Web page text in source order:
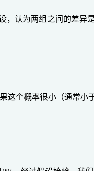
认为两组之间的差异
个概率很小（通常小